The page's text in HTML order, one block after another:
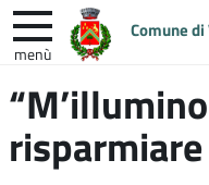
Comune
menù
nel
sito
ENTRA IN
UNIONE